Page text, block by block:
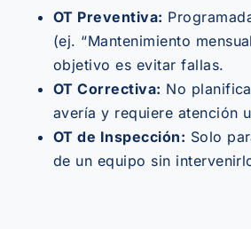
OT Preventiva:
(ej. “Mantenimiento
objetivo es evitar fallas.
OT Correctiva: No
avería y requiere atención
OT de Inspección: Solo
de un equipo sin